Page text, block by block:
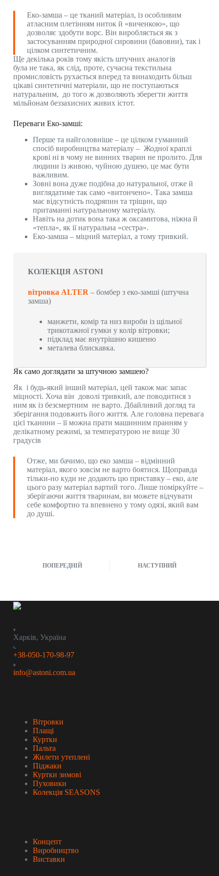
Еко-замша – це тканий матеріал, із особливим
атласним плетінням ниток й «виченкою», що
дозволяє здобути ворс. Він виробляється як з
застосуванням природної сировини (бавовни), так і
цілком синтетичним.
Ще декілька років тому якість штучних аналогів
була не така, як слід, проте, сучасна текстильна
промисловість рухається вперед та винаходить більш
цікаві синтетичні матеріали, що не поступаються
натуральним, до того ж дозволяють зберегти життя
мільйонам беззахисних живих істот.
Переваги Еко-замші:
Перше та найголовніше – це цілком гуманний
спосіб виробництва матеріалу – Жодної краплі
крові ні в чому не винних тварин не пролито. Для
людини із живою, чуйною душею, це має бути
важливим.
Зовні вона дуже подібна до натуральної, отже й
виглядатиме так само «витончено». Така замша
має відсутність подряпин та тріщин, що
притаманні натуральному матеріалу.
Навіть на дотик вона така ж оксамитова, ніжна й
«тепла», як ії натуральна «сестра».
Еко-замша – міцний матеріал, а тому тривкий.
КОЛЕКЦІЯ ASTONI
вітровка ALTER – бомбер з еко-замші (штучна
замша)
манжети, комір та низ вироби із щільної
трикотажної гумки у колір вітровки;
підклад має внутрішню кишеню
металева блискавка.
Як само доглядати за штучною замшею?
Як і будь-який інший матеріал, цей також має запас
міцності. Хоча він доволі тривкий, але поводитися з
ним як із безсмертним не варто. Дбайливий догляд та
зберігання подовжить його життя. Але головна перевага
цієї тканини – її можна прати машинним пранням у
делікатному режимі, за температурою не вище 30
градусів
Отже, ми бачимо, що еко замша – відмінний
матеріал, якого зовсім не варто боятися. Щоправда
тільки-но куди не додають цю приставку – еко, але
цього разу матеріал вартий того. Лише поміркуйте –
зберігаючи життя тваринам, ви можете відчувати
себе комфортно та впевнено у тому одязі, який вам
до душі.
ПОПЕРЕДНІЙ НАСТУПНИЙ
Харків, Україна
+38-050-170-98-97
info@astoni.com.ua
Вітровки
Плащі
Куртки
Пальта
Жилети утеплені
Піджаки
Куртки зимові
Пуховики
Колекція SEASONS
Концепт
Виробництво
Виставки